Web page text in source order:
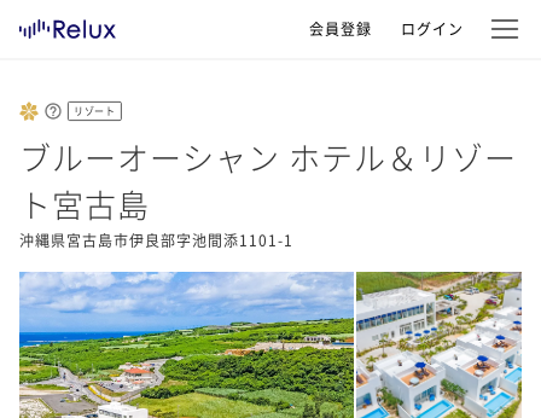
会員登録 ログイン
リゾート
ブルーオーシャン ホテル＆リゾー
ト宮古島
沖縄県宮古島市伊良部字池間添1101-1